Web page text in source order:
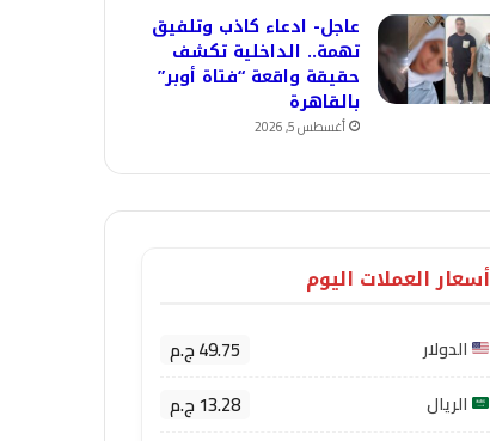
عاجل- ادعاء كاذب وتلفيق
تهمة.. الداخلية تكشف
حقيقة واقعة “فتاة أوبر”
بالقاهرة
أغسطس 5, 2026
أسعار العملات اليوم
الدولار 49.75 ج.م
الريال 13.28 ج.م